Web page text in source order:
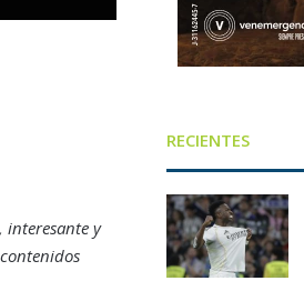
interesante y
RECIENTES